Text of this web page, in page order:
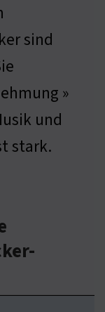
sind
»
und
stark.